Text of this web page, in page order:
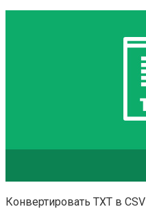
Конвертировать TXT в CSV